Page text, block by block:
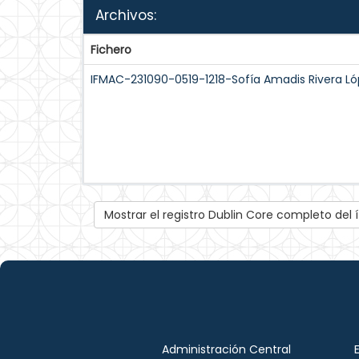
Archivos:
Fichero
IFMAC-231090-0519-1218-Sofía Amadis Rivera
Mostrar el registro Dublin Core completo del
Administración Central